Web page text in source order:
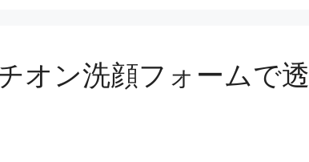
オン洗顔フォームで透